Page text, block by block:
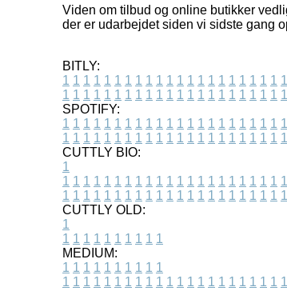
Viden om tilbud og online butikker
der er udarbejdet siden vi sidste gang
BITLY:
1 1 1 1 1 1 1 1 1 1 1 1 1 1 1 1 1 1 1 1 1 1
1 1 1 1 1 1 1 1 1 1 1 1 1 1 1 1 1 1 1 1 1 1
SPOTIFY:
1 1 1 1 1 1 1 1 1 1 1 1 1 1 1 1 1 1 1 1 1 1
1 1 1 1 1 1 1 1 1 1 1 1 1 1 1 1 1 1 1 1 1 1
CUTTLY BIO:
1
1 1 1 1 1 1 1 1 1 1 1 1 1 1 1 1 1 1 1 1 1 1
1 1 1 1 1 1 1 1 1 1 1 1 1 1 1 1 1 1 1 1 1 1
CUTTLY OLD:
1
1 1 1 1 1 1 1 1 1 1
MEDIUM:
1 1 1 1 1 1 1 1 1 1
1 1 1 1 1 1 1 1 1 1 1 1 1 1 1 1 1 1 1 1 1 1